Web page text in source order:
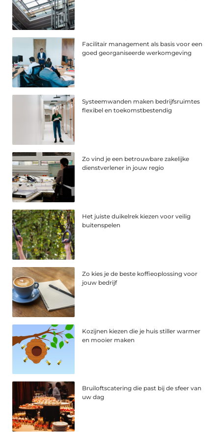
Facilitair management als basis voor een
goed georganiseerde werkomgeving
Systeemwanden maken bedrijfsruimtes
flexibel en toekomstbestendig
Zo vind je een betrouwbare zakelijke
dienstverlener in jouw regio
Het juiste duikelrek kiezen voor veilig
buitenspelen
Zo kies je de beste koffieoplossing voor
jouw bedrijf
Kozijnen kiezen die je huis stiller warmer
en mooier maken
Bruiloftscatering die past bij de sfeer van
uw dag